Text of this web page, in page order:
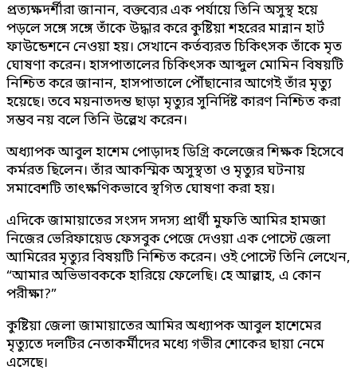
প্রত্যক্ষদর্শীরা জানান, বক্তব্যের এক পর্যায়ে তিনি অসুস্থ হয়ে
পড়লে সঙ্গে সঙ্গে তাঁকে উদ্ধার করে কুষ্টিয়া শহরের মান্নান হার্ট
ফাউন্ডেশনে নেওয়া হয়। সেখানে কর্তব্যরত চিকিৎসক তাঁকে মৃত
ঘোষণা করেন। হাসপাতালের চিকিৎসক আব্দুল মোমিন বিষয়টি
নিশ্চিত করে জানান, হাসপাতালে পৌঁছানোর আগেই তাঁর মৃত্যু
হয়েছে। তবে ময়নাতদন্ত ছাড়া মৃত্যুর সুনির্দিষ্ট কারণ নিশ্চিত করা
সম্ভব নয় বলে তিনি উল্লেখ করেন।
অধ্যাপক আবুল হাশেম পোড়াদহ ডিগ্রি কলেজের শিক্ষক হিসেবে
কর্মরত ছিলেন। তাঁর আকস্মিক অসুস্থতা ও মৃত্যুর ঘটনায়
সমাবেশটি তাৎক্ষণিকভাবে স্থগিত ঘোষণা করা হয়।
এদিকে জামায়াতের সংসদ সদস্য প্রার্থী মুফতি আমির হামজা
নিজের ভেরিফায়েড ফেসবুক পেজে দেওয়া এক পোস্টে জেলা
আমিরের মৃত্যুর বিষয়টি নিশ্চিত করেন। ওই পোস্টে তিনি লেখেন,
“আমার অভিভাবককে হারিয়ে ফেলেছি। হে আল্লাহ, এ কোন
পরীক্ষা?”
কুষ্টিয়া জেলা জামায়াতের আমির অধ্যাপক আবুল হাশেমের
মৃত্যুতে দলটির নেতাকর্মীদের মধ্যে গভীর শোকের ছায়া নেমে
এসেছে।